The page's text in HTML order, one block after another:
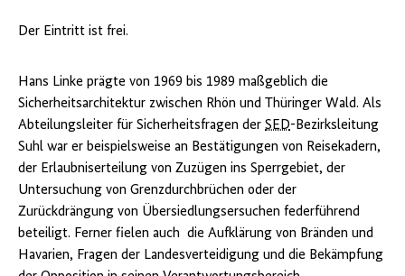
Der Eintritt ist frei.
Hans Linke prägte von 1969 bis 1989 maßgeblich die
Sicherheitsarchitektur zwischen Rhön und Thüringer Wald. Als
Abteilungsleiter für Sicherheitsfragen der SED-Bezirksleitung
Suhl war er beispielsweise an Bestätigungen von Reisekadern,
der Erlaubniserteilung von Zuzügen ins Sperrgebiet, der
Untersuchung von Grenzdurchbrüchen oder der
Zurückdrängung von Übersiedlungsersuchen federführend
beteiligt. Ferner fielen auch die Aufklärung von Bränden und
Havarien, Fragen der Landesverteidigung und die Bekämpfung